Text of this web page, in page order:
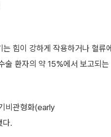
힘이 강하게 작용하거나 혈류에
술 환자의 약 15%에서 보고되는
비관형화(early
다.